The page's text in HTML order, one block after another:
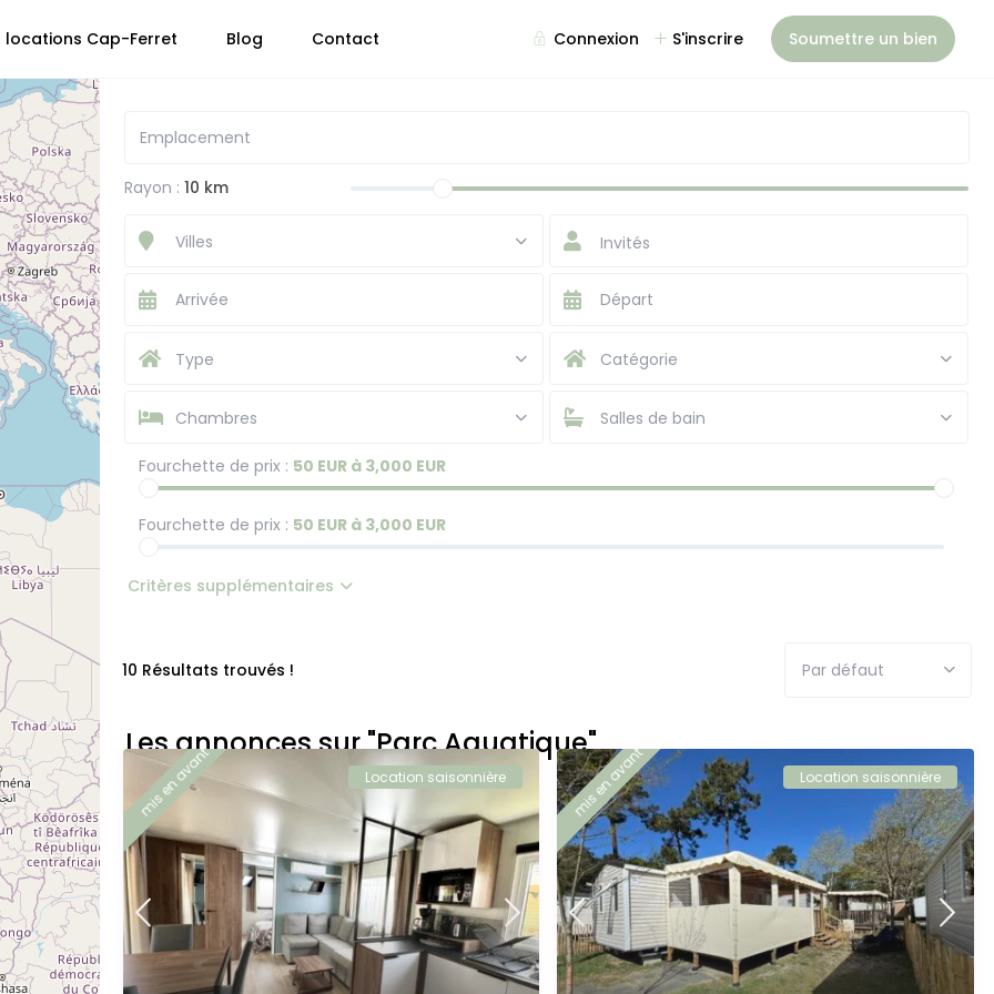
locations Cap-Ferret Blog Contact Connexion S'inscrire Soumettre un bien
Rayon :10 km
Villes Invités
Type Catégorie
Chambres Salles de bain
Fourchette de prix : 50 EUR à 3,000 EUR
Fourchette de prix : 50 EUR à 3,000 EUR
Critères supplémentaires
10 Résultats trouvés ! Par défaut
Les annonces sur "Parc Aquatique"
mis en avant Location saisonnière mis en avant Location saisonnière